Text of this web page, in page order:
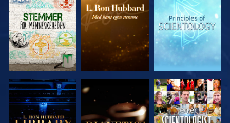
SERIEN
SERIEN
SERIEN
UDFORSK
SERIEN
UDFORSK
SERIEN
SE